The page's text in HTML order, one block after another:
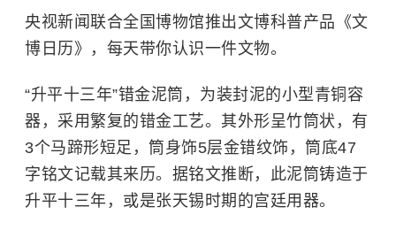
央视新闻联合全国博物馆推出文博科普产品《文
博日历》，每天带你认识一件文物。
“升平十三年”错金泥筒，为装封泥的小型青铜容
器，采用繁复的错金工艺。其外形呈竹筒状，有
3个马蹄形短足，筒身饰5层金错纹饰，筒底47
字铭文记载其来历。据铭文推断，此泥筒铸造于
升平十三年，或是张天锡时期的宫廷用器。